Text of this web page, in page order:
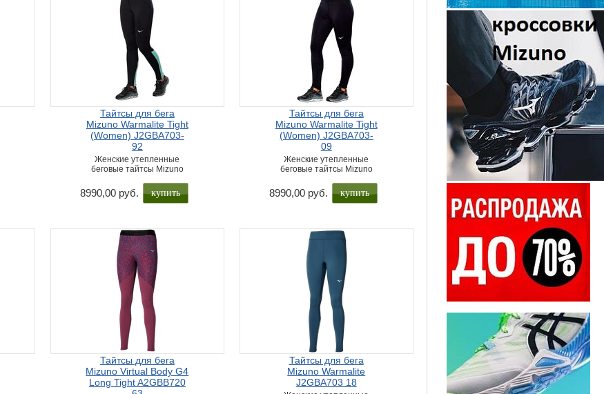
Тайтсы для бега
Mizuno Warmalite Tight
(Women) J2GBA703-
92
Женские утепленные
беговые тайтсы Mizuno
8990,00 руб. купить
Тайтсы для бега
Mizuno Warmalite Tight
(Women) J2GBA703-
09
Женские утепленные
беговые тайтсы Mizuno
8990,00 руб. купить
Тайтсы для бега
Mizuno Virtual Body G4
Long Tight A2GBB720
Тайтсы для бега
Mizuno Warmalite
J2GBA703 18